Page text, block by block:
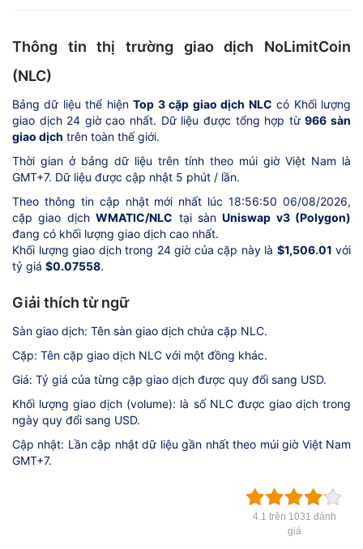
Thông tin thị trường giao dịch NoLimitCoin
(NLC)
Bảng dữ liệu thể hiệnTop 3 cặp giao dịch NLC có Khối lượng
giao dịch 24 giờ cao nhất. Dữ liệu được tổng hợp từ966 sàn
giao dịch trên toàn thế giới.
Thời gian ở bảng dữ liệu trên tính theo múi giờ Việt Nam là
GMT+7. Dữ liệu được cập nhật 5 phút / lần.
Theo thông tin cập nhật mới nhất lúc 18:56:50 06/08/2026,
cặp giao dịchWMATIC/NLC tại sànUniswap v3 (Polygon)
đang có khối lượng giao dịch cao nhất.
Khối lượng giao dịch trong 24 giờ của cặp này là $1,506.01 với
tỷ giá $0.07558.
Giải thích từ ngữ
Sàn giao dịch: Tên sàn giao dịch chứa cặp NLC.
Cặp: Tên cặp giao dịch NLC với một đồng khác.
Giá: Tỷ giá của từng cặp giao dịch được quy đổi sang USD.
Khối lượng giao dịch (volume): là số NLC được giao dịch trong
ngày quy đổi sang USD.
Cập nhật: Lần cập nhật dữ liệu gần nhất theo múi giờ Việt Nam
GMT+7.
4.1 trên 1031 đánh
giá